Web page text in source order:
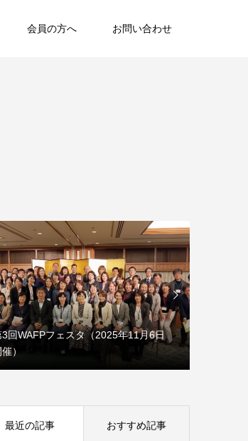
会員の方へ お問い合わせ
3回WAFPフェスタ（2025年11月6日
）

最近の記事 おすすめ記事